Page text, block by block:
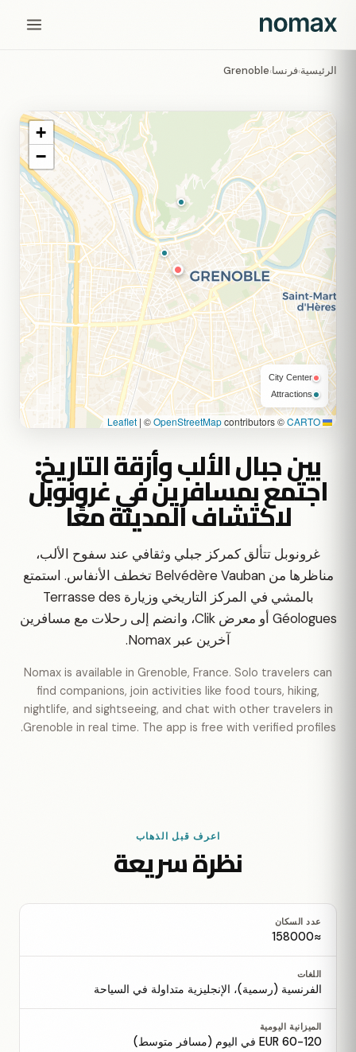
الرئيسية›فرنسا›
Grenoble
بين جبال الألب وأزقة التاريخ:
اجتمع بمسافرين في غرونوبل
لاكتشاف المدينة معًا
غرونوبل تتألق كمركز جبلي وثقافي عند سفوح الألب،
مناظرها من Belvédère Vauban تخطف الأنفاس. استمتع
بالمشي في المركز التاريخي وزيارة Terrasse des
Géologues أو معرض Clik، وانضم إلى رحلات مع مسافرين
آخرين عبر Nomax.
Nomax is available in Grenoble, France. Solo travelers can
find companions, join activities like food tours, hiking,
nightlife, and sightseeing, and chat with other travelers in
Grenoble in real time. The app is free with verified profiles.
+
−
City Center
Attractions
| ©OpenStreetMapcontributors ©CARTO
اعرف قبل الذهاب
نظرة سريعة
عدد السكان
≈158000
اللغات
الفرنسية (رسمية)، الإنجليزية متداولة في السياحة
الميزانية اليومية
60-120 EUR في اليوم (مسافر متوسط)